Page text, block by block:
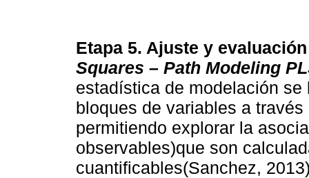
Etapa 5. Ajuste y
Squares – Path Modeling
estadística de modelación
bloques de variables a
permitiendo explorar la
observables)que son
cuantificables(Sanchez,